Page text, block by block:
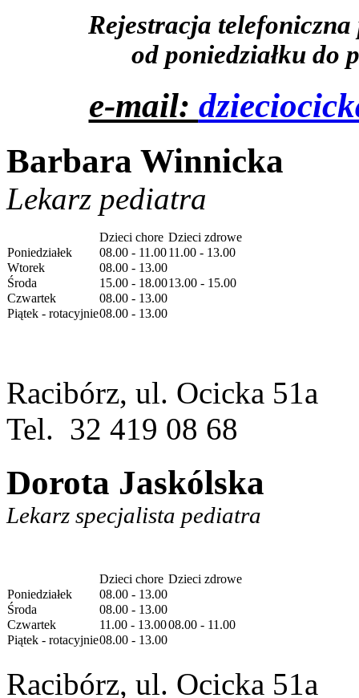
Rejestracja
od poniedziałku do
e-mail:
Barbara Winnicka
Lekarz pediatra
Dzieci chore Dzieci zdrowe
Poniedziałek
08.00 - 11.0011.00 - 13.00
Wtorek
08.00 - 13.00
Środa
15.00 - 18.0013.00 - 15.00
Czwartek
08.00 - 13.00
Piątek - rotacyjnie08.00 - 13.00
Racibórz, ul. Ocicka 51a
Tel. 32 419 08 68
Dorota Jaskólska
Lekarz specjalista pediatra
Dzieci chore Dzieci zdrowe
Poniedziałek
08.00 - 13.00
Środa
08.00 - 13.00
Czwartek
11.00 - 13.0008.00 - 11.00
Piątek - rotacyjnie08.00 - 13.00
Racibórz, ul. Ocicka 51a